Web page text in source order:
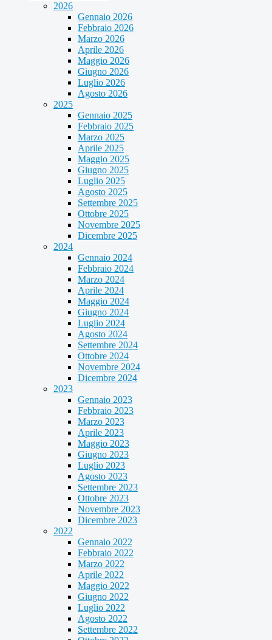
2026
Gennaio 2026
Febbraio 2026
Marzo 2026
Aprile 2026
Maggio 2026
Giugno 2026
Luglio 2026
Agosto 2026
2025
Gennaio 2025
Febbraio 2025
Marzo 2025
Aprile 2025
Maggio 2025
Giugno 2025
Luglio 2025
Agosto 2025
Settembre 2025
Ottobre 2025
Novembre 2025
Dicembre 2025
2024
Gennaio 2024
Febbraio 2024
Marzo 2024
Aprile 2024
Maggio 2024
Giugno 2024
Luglio 2024
Agosto 2024
Settembre 2024
Ottobre 2024
Novembre 2024
Dicembre 2024
2023
Gennaio 2023
Febbraio 2023
Marzo 2023
Aprile 2023
Maggio 2023
Giugno 2023
Luglio 2023
Agosto 2023
Settembre 2023
Ottobre 2023
Novembre 2023
Dicembre 2023
2022
Gennaio 2022
Febbraio 2022
Marzo 2022
Aprile 2022
Maggio 2022
Giugno 2022
Luglio 2022
Agosto 2022
Settembre 2022